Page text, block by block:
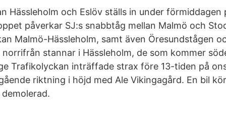
Hässleholm och Eslöv ställs in under förmiddagen
påverkar SJ:s snabbtåg mellan Malmö och
Malmö-Hässleholm, samt även Öresundstågen
stannar i Hässleholm, de som kommer
Trafikolyckan inträffade strax före 13-tiden på
riktning i höjd med Ale Vikingagård. En bil